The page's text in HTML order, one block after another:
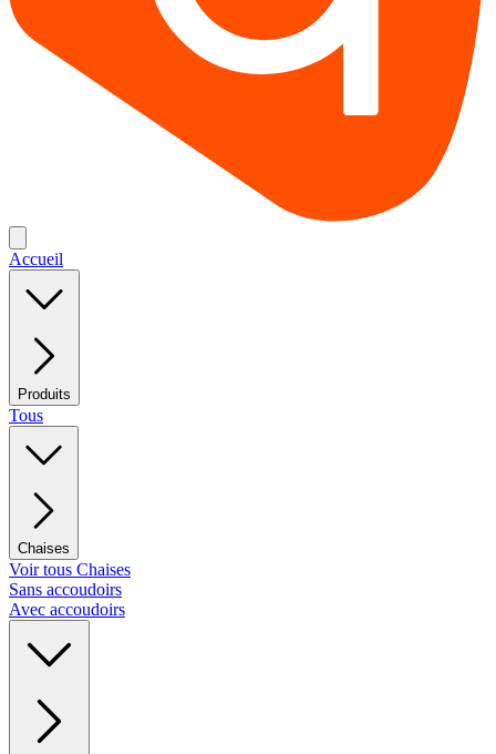
Accueil
Produits
Tous
Chaises
Voir tous Chaises
Sans accoudoirs
Avec accoudoirs